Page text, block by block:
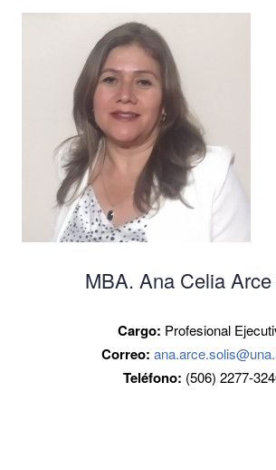
MBA. Ana Celia
Cargo: Profesional
Correo:
Teléfono: (506) 2277-